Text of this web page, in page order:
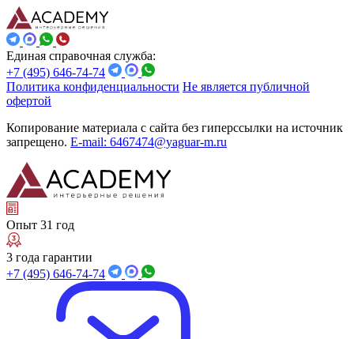
Единая справочная служба:
+7 (495) 646-74-74
Политика конфиденциальности Не является публичной
офертой
Копирование материала с сайта без гиперссылки на источник
запрещено. E-mail: 6467474@yaguar-m.ru
Опыт 31 год
3 года гарантии
+7 (495) 646-74-74